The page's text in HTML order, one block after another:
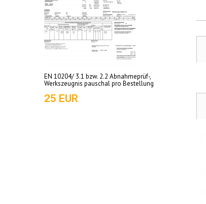
EN 10204/ 3.1 bzw. 2.2 Abnahmeprüf-,
Werkszeugnis pauschal pro Bestellung
25 EUR